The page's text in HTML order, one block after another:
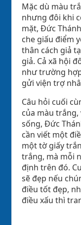
Mặc dù màu
nhưng đôi khi
mặt, Đức
che giấu điểm
thân cách giả
giả. Cả xã hội
như trường
gửi viện trợ
Câu hỏi cuối
của màu
sống, Đức
cần viết một
một tờ giấy
trắng, mà mỗi
định trên đó.
sẽ đẹp nếu
điều tốt đẹp,
điều xấu thì